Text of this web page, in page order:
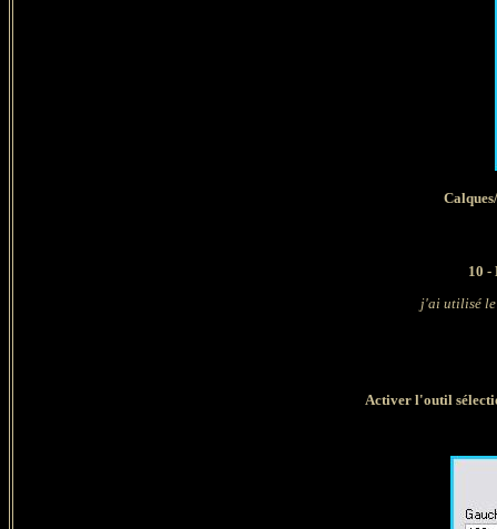
10 -
j'ai utilisé
Activer l'outil